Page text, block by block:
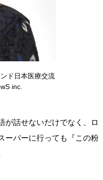
ド日本医療交流
inc.
話せないだけでなく、ロ
ーパーに行っても『この粉